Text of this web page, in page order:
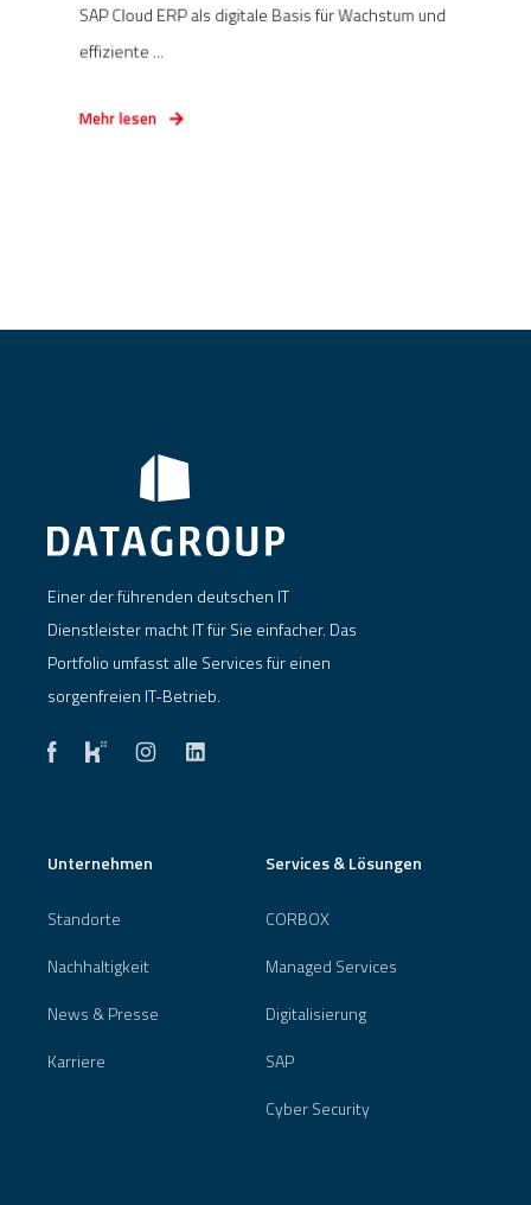
SAP Cloud ERP als digitale Basis für Wachstum und
effiziente ...
Mehr lesen
Einer der führenden deutschen IT
Dienstleister macht IT für Sie einfacher. Das
Portfolio umfasst alle Services für einen
sorgenfreien IT-Betrieb.
Unternehmen
Standorte
Nachhaltigkeit
News & Presse
Karriere
Services & Lösungen
CORBOX
Managed Services
Digitalisierung
SAP
Cyber Security